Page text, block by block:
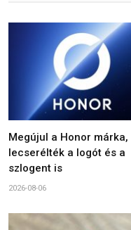
Megújul a Honor márka,
lecserélték a logót és a
szlogent is
2026-08-06